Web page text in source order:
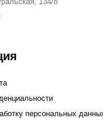
персональных